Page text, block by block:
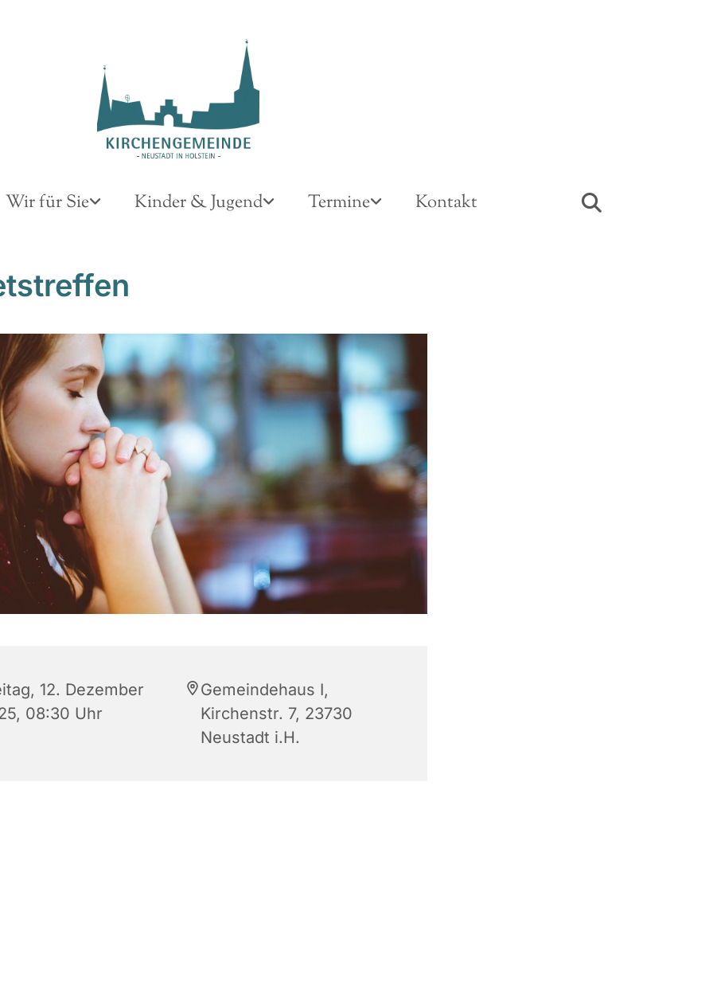
Wir für Sie Kinder & Jugend Termine Kontakt
12. Dezember
08:30 Uhr
Gemeindehaus I,
Kirchenstr. 7, 23730
Neustadt i.H.